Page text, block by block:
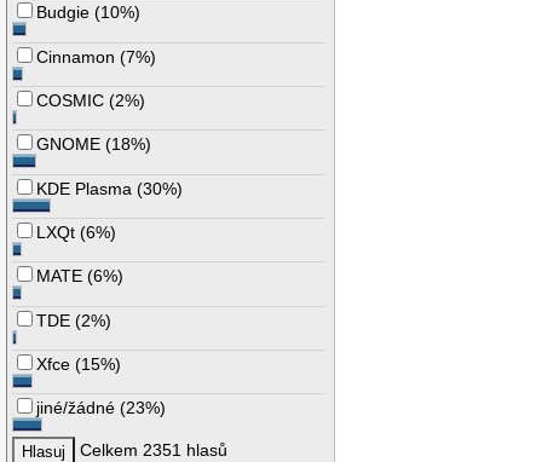
Budgie (10%)
Cinnamon (7%)
COSMIC (2%)
GNOME (18%)
KDE Plasma (30%)
LXQt (6%)
MATE (6%)
TDE (2%)
Xfce (15%)
jiné/žádné (23%)
Celkem 2351 hlasů